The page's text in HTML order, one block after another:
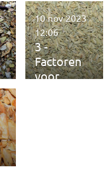
3 -
Factoren
voor
10 nov 2023
12:06